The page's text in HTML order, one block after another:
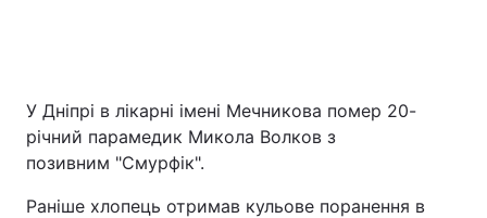
У Дніпрі в лікарні імені Мечникова помер 20-
річний парамедик Микола Волков з
позивним "Смурфік".
Раніше хлопець отримав кульове поранення в